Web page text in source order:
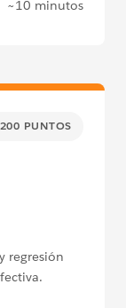
~10 minutos
PUNTOS
regresión